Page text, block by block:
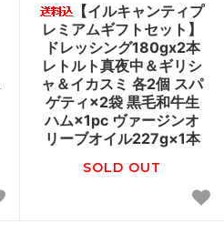
【イルキャンティプ
レミアムギフトセット】
ドレッシング180gx2本
レトルト真夜中＆ギリシ
ャ＆イカスミ 各2個 スパ
ゲティ×2袋 黒毛和牛生
ハム×1pc ヴァージンオ
リーブオイル227g×1本
SOLD OUT